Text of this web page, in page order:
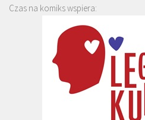
Czas na komiks wspiera: